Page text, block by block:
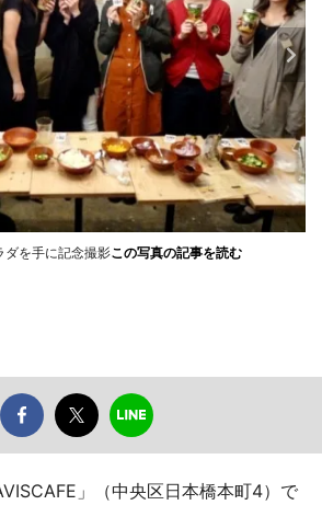
ダを手に記念撮影この写真の記事を読む
」（中央区日本橋本町4）で